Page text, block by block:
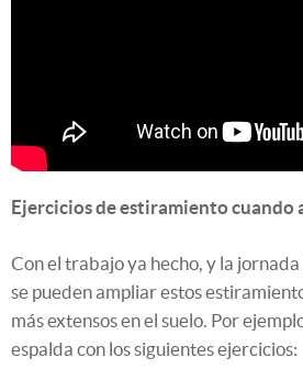
Ejercicios de estiramiento cuando
Con el trabajo ya hecho, y la
se pueden ampliar estos
más extensos en el suelo. Por
espalda con los siguientes ejercicios: